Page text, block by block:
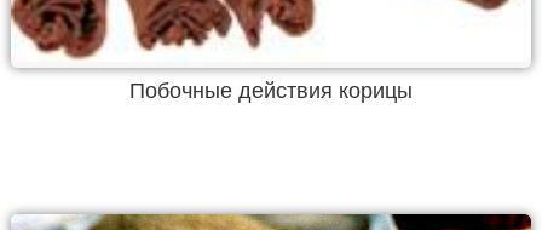
Побочные действия корицы